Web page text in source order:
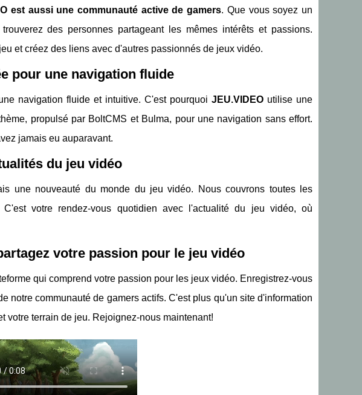
est aussi une communauté active de gamers. Que vous soyez un
des personnes partageant les mêmes intérêts et passions.
et créez des liens avec d'autres passionnés de jeux vidéo.
pour une navigation fluide
navigation fluide et intuitive. C'est pourquoi JEU.VIDEO utilise une
propulsé par BoltCMS et Bulma, pour une navigation sans effort.
jamais eu auparavant.
du jeu vidéo
une nouveauté du monde du jeu vidéo. Nous couvrons toutes les
votre rendez-vous quotidien avec l'actualité du jeu vidéo, où
votre passion pour le jeu vidéo
qui comprend votre passion pour les jeux vidéo. Enregistrez-vous
notre communauté de gamers actifs. C'est plus qu'un site d'information
votre terrain de jeu. Rejoignez-nous maintenant!